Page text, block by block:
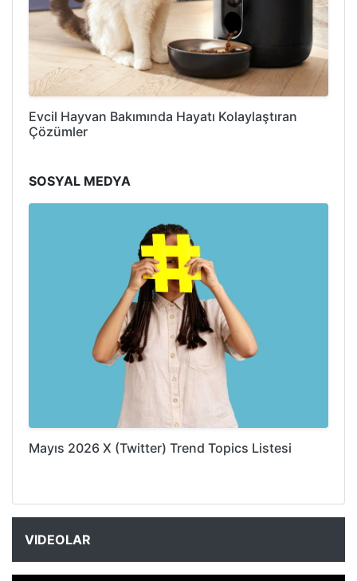
Evcil Hayvan Bakımında Hayatı Kolaylaştıran
Çözümler
SOSYAL MEDYA
Mayıs 2026 X (Twitter) Trend Topics Listesi
VIDEOLAR